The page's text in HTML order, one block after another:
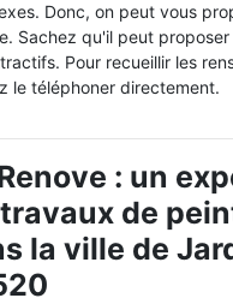
Donc, on peut vous
Sachez qu'il peut
Pour recueillir les
le téléphoner directement.
: un
de
la ville de